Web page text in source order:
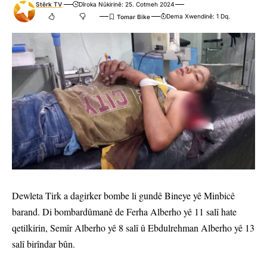
Stêrk TV
Dîroka Nûkirinê: 25. Cotmeh 2024
Dema Xwendinê: 1 Dq.
Dewleta Tirk a dagirker bombe li gundê Bineye yê Minbicê
barand. Di bombardûmanê de Ferha Alberho yê 11 salî hate
qetilkirin, Semîr Alberho yê 8 salî û Ebdulrehman Alberho yê 13
salî birîndar bûn.